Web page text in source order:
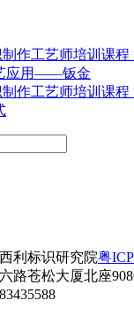
制作工艺师培训课
应用——钣金
制作工艺师培训课
利标识研究院粤
路苍松大厦北座